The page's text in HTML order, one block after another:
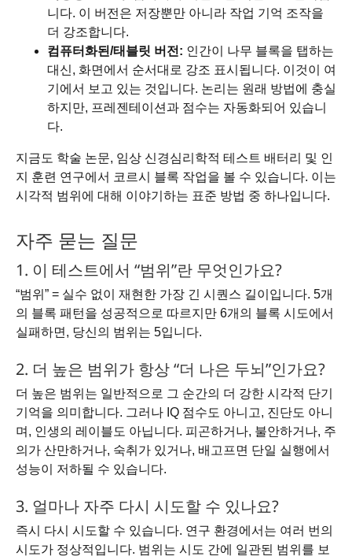
니다. 이 버전은 저장뿐만 아니라 작업 기억 조작을
더 강조합니다.
컴퓨터화된/태블릿 버전: 인간이 나무 블록을 탭하는
대신, 화면에서 순서대로 강조 표시됩니다. 이것이 여
기에서 보고 있는 것입니다. 논리는 원래 방법에 충실
하지만, 프레젠테이션과 점수는 자동화되어 있습니
다.
지금도 학술 논문, 임상 신경심리학적 테스트 배터리 및 인
지 훈련 연구에서 코르시 블록 작업을 볼 수 있습니다. 이는
시각적 범위에 대해 이야기하는 표준 방법 중 하나입니다.
자주 묻는 질문
1. 이 테스트에서 “범위”란 무엇인가요?
“범위” = 실수 없이 재현한 가장 긴 시퀀스 길이입니다. 5개
의 블록 패턴을 성공적으로 따르지만 6개의 블록 시도에서
실패하면, 당신의 범위는 5입니다.
2. 더 높은 범위가 항상 “더 나은 두뇌”인가요?
더 높은 범위는 일반적으로 그 순간의 더 강한 시각적 단기
기억을 의미합니다. 그러나 IQ 점수도 아니고, 진단도 아니
며, 인생의 레이블도 아닙니다. 피곤하거나, 불안하거나, 주
의가 산만하거나, 숙취가 있거나, 배고프면 단일 실행에서
성능이 저하될 수 있습니다.
3. 얼마나 자주 다시 시도할 수 있나요?
즉시 다시 시도할 수 있습니다. 연구 환경에서는 여러 번의
시도가 정상적입니다. 범위는 시도 간에 일관된 범위를 보